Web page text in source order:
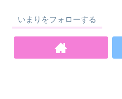
いまりをフォローする